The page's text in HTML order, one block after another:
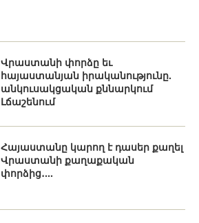
Վրաստանի փորձը եւ
հայաստանյան իրականությունը.
անկուսակցական քննարկում
Լճաշենում
Հայաստանը կարող է դասեր քաղել
Վրաստանի քաղաքական
փորձից․...